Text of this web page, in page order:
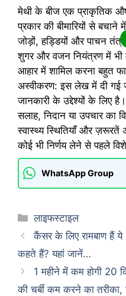
मेथी के बीज एक प्राकृतिक
प्रकार की बीमारियों से
जोड़ों, हड्डियों और पाचन
शुगर और वजन नियंत्रण में
आहार में शामिल करना बहुत
अस्वीकरण: इस लेख में दी गई
जानकारी के उद्देश्यों के लिए
सलाह, निदान या उपचार का
स्वास्थ्य स्थितियाँ और
कोई भी निर्णय लेने से पहले
WhatsApp Group
Categories
लाइफस्टाइल
कैंसर के लिए रामबाण हैं ये
कहते हैं? यहां जानें…
1 महीने में कम होगी 20
की चर्बी कम करने का तरीका,